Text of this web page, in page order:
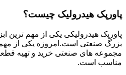
پاورپک هیدرولیک چیست؟
پاورپک هیدرولیکی یکی از مهم ترین
بزرگ صنعتی است.امروزه یکی از
مجموعه های صنعتی خرید و تهیه
مناسب است.